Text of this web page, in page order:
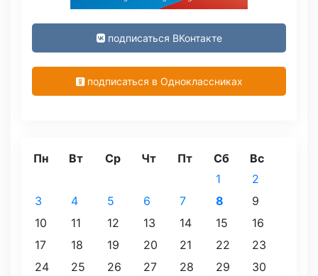
подписаться ВКонтакте
подписаться в Одноклассниках
Пн Вт Ср Чт Пт Сб Вс
1
2
3
4 5 6 7 8
9
10
11 12 13 14 15
16
17
18 19 20 21 22
23
24
25 26 27 28 29
30